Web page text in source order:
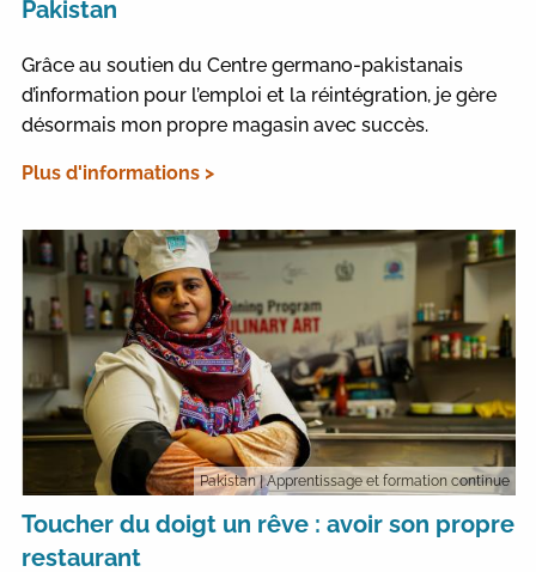
Pakistan
Grâce au soutien du Centre germano-pakistanais
d’information pour l’emploi et la réintégration, je gère
désormais mon propre magasin avec succès.
Plus d'informations >
Pakistan| Apprentissage et formation continue
Toucher du doigt un rêve : avoir son propre
restaurant